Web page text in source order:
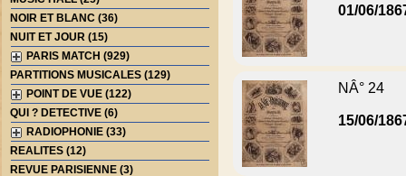
NOIR ET BLANC (36)
NUIT ET JOUR (15)
PARIS MATCH (929)
PARTITIONS MUSICALES (129)
POINT DE VUE (122)
QUI ? DETECTIVE (6)
RADIOPHONIE (33)
REALITES (12)
REVUE PARISIENNE (3)
01/06/
NÂ° 24
15/06/